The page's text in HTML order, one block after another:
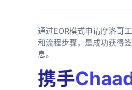
通过EOR模式申请摩洛哥
和流程步骤，是成功获得
息。
携手